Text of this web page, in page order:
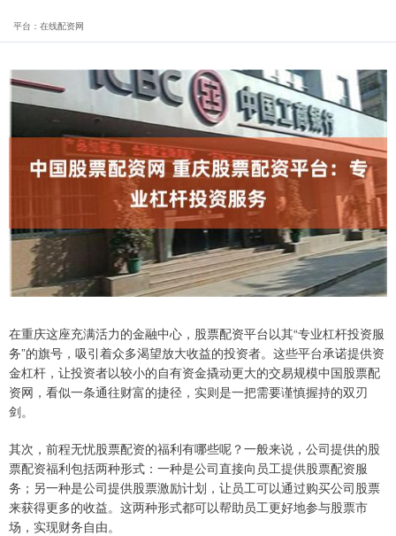
平台：在线配资网
在重庆这座充满活力的金融中心，股票配资平台以其“专业杠杆投资服
务”的旗号，吸引着众多渴望放大收益的投资者。这些平台承诺提供资
金杠杆，让投资者以较小的自有资金撬动更大的交易规模中国股票配
资网，看似一条通往财富的捷径，实则是一把需要谨慎握持的双刃
剑。
其次，前程无忧股票配资的福利有哪些呢？一般来说，公司提供的股
票配资福利包括两种形式：一种是公司直接向员工提供股票配资服
务；另一种是公司提供股票激励计划，让员工可以通过购买公司股票
来获得更多的收益。这两种形式都可以帮助员工更好地参与股票市
场，实现财务自由。